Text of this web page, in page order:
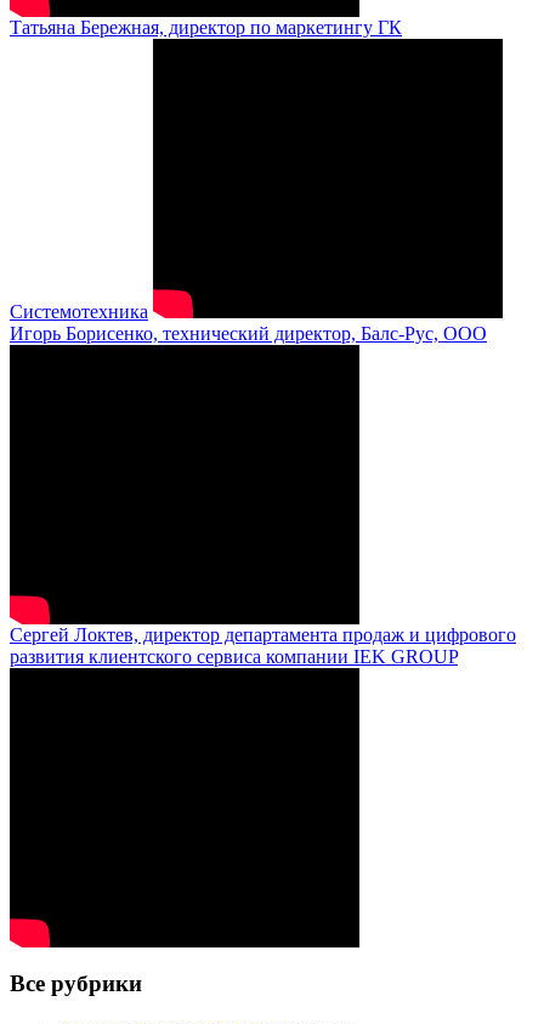
Татьяна Бережная, директор по маркетингу ГК
Системотехника
Игорь Борисенко, технический директор, Балс-Рус, ООО
Сергей Локтев, директор департамента продаж и цифрового
развития клиентского сервиса компании IEK GROUP
Все рубрики